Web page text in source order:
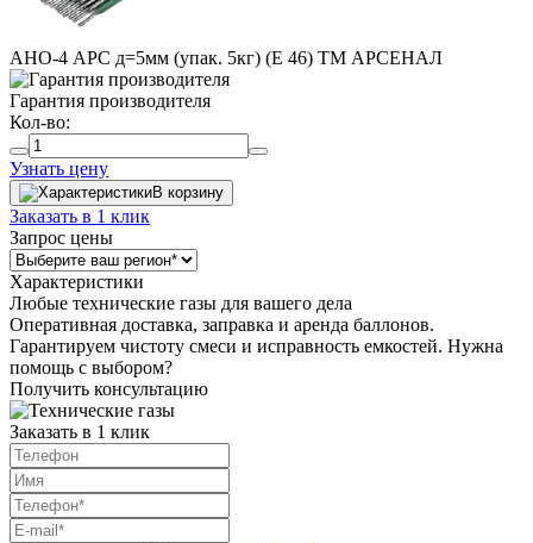
АНО-4 АРС д=5мм (упак. 5кг) (Е 46) ТМ АРСЕНАЛ
Гарантия производителя
Кол-во:
Узнать цену
В корзину
Заказать в 1 клик
Запрос цены
Характеристики
Любые технические газы для вашего дела
Оперативная доставка, заправка и аренда баллонов.
Гарантируем чистоту смеси и исправность емкостей. Нужна
помощь с выбором?
Получить консультацию
Заказать в 1 клик